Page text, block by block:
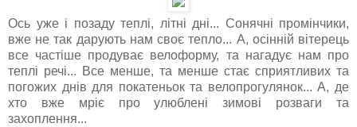
Ось уже і позаду теплі, літні дні... Сонячні промінчики,
вже не так дарують нам своє тепло... А, осінній вітерець
все частіше продуває велоформу, та нагадує нам про
теплі речі... Все менше, та менше стає сприятливих та
погожих днів для покатеньок та велопрогулянок... А, де
хто вже мріє про улюблені зимові розваги та
захоплення...